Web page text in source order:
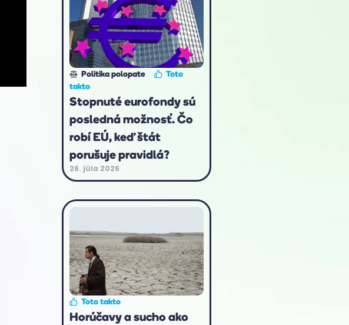
Politika polopate
Toto
takto
Stopnuté eurofondy sú
posledná možnosť. Čo
robí EÚ, keď štát
porušuje pravidlá?
26. júla 2026
Toto takto
Horúčavy a sucho ako